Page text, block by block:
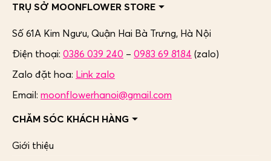
TRỤ SỞ MOONFLOWER STORE
Số 61A Kim Ngưu, Quận Hai Bà Trưng, Hà Nội
Điện thoại: 0386 039 240 – 0983 69 8184 (zalo)
Zalo đặt hoa: Link zalo
Email: moonflowerhanoi@gmail.com
CHĂM SÓC KHÁCH HÀNG
Giới thiệu